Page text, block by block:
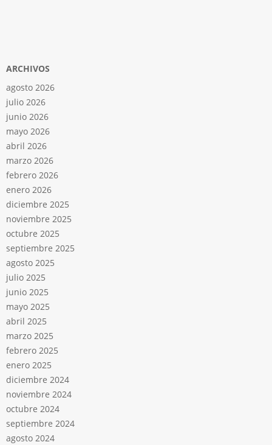
ARCHIVOS
agosto 2026
julio 2026
junio 2026
mayo 2026
abril 2026
marzo 2026
febrero 2026
enero 2026
diciembre 2025
noviembre 2025
octubre 2025
septiembre 2025
agosto 2025
julio 2025
junio 2025
mayo 2025
abril 2025
marzo 2025
febrero 2025
enero 2025
diciembre 2024
noviembre 2024
octubre 2024
septiembre 2024
agosto 2024